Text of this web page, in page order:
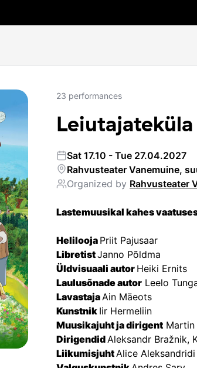
23 performances
Sat 17.10 - Tue 27.04.2027
Rahvusteater Vanemuine,
Organized by Rahvusteater
Lastemuusikal kahes
Helilooja Priit Pajusaar
Libretist Janno Põldma
Üldvisuaali autor Heiki Ernits
Laulusõnade autor Leelo
Lavastaja Ain Mäeots
Kunstnik Iir Hermeliin
Muusikajuht ja dirigent Martin
Dirigendid Aleksandr Bražnik,
Liikumisjuht Alice Aleksandridi